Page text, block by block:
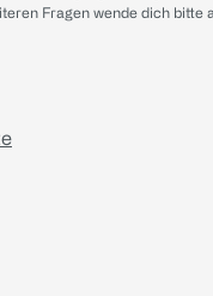
Fragen wende dich bitte